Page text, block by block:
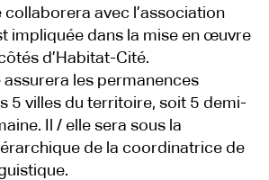
collaborera avec l’association
impliquée dans la mise en œuvre
d’Habitat-Cité.
assurera les permanences
5 villes du territoire, soit 5 demi-
Il / elle sera sous la
de la coordinatrice de